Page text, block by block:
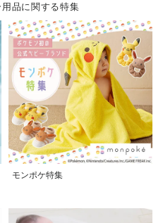
品に関する特集
モンポケ特集